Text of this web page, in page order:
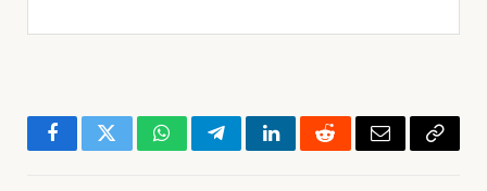
FacebookTwitterWhatsAppTelegramLinkedInRedditEl.
Copy